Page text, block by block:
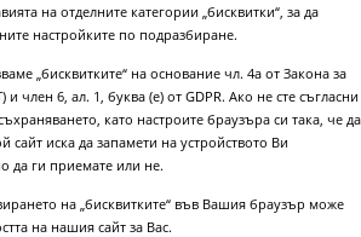
на отделните категории „бисквитки“, за да
настройките по подразбиране.
„бисквитките“ на основание чл. 4а от Закона за
и член 6, ал. 1, буква (е) от GDPR. Ако не сте съгласни
като настроите браузъра си така, че да
иска да запамети на устройството Ви
да ги приемате или не.
на „бисквитките“ във Вашия браузър може
на нашия сайт за Вас.